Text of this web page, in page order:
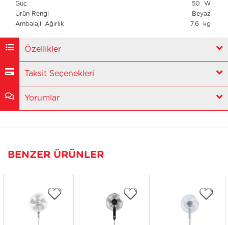
Güç
50 W
Ürün Rengi
Beyaz
Ambalajlı Ağırlık
7.6 kg
Özellikler
Taksit Seçenekleri
Yorumlar
BENZER ÜRÜNLER